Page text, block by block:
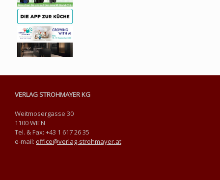
VERLAG STROHMAYER KG
Weitmosergasse 30
1100 WIEN
Tel. & Fax: +43 1 617 26 35
e-mail: office@verlag-strohmayer.at